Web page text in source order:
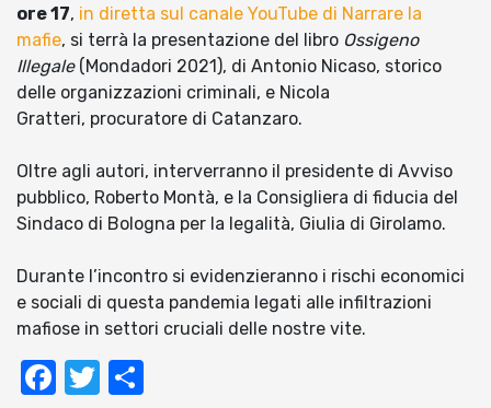
ore 17, in diretta sul canale YouTube di Narrare la
mafie, si terrà la presentazione del libro Ossigeno
Illegale(Mondadori 2021), di Antonio Nicaso, storico
delle organizzazioni criminali, e Nicola
Gratteri, procuratore di Catanzaro.
Oltre agli autori, interverranno il presidente di Avviso
pubblico, Roberto Montà, e la Consigliera di fiducia del
Sindaco di Bologna per la legalità, Giulia di Girolamo.
Durante l’incontro si evidenzieranno i rischi economici
e sociali di questa pandemia legati alle infiltrazioni
mafiose in settori cruciali delle nostre vite.
Facebook
Twitter